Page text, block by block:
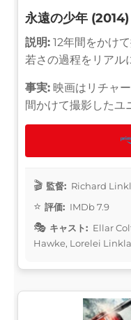
永遠の少年 (2014)
説明: 12年間をかけ
若さの過程をリアル
事実: 映画はリチャ
間かけて撮影したユ
監督: Richard
評価: IMDb 7.9
キャスト: Ellar
Hawke, Lorelei